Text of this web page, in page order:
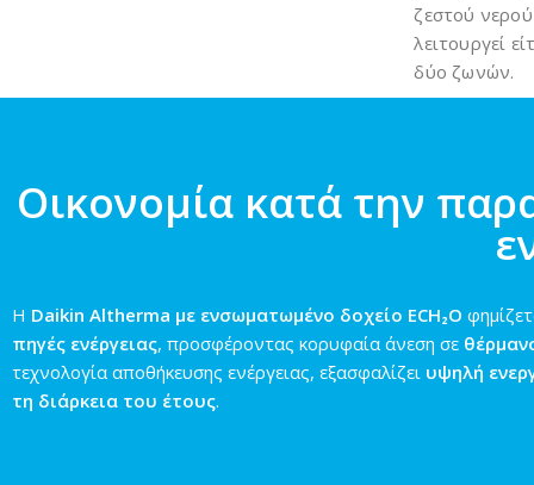
ζεστού
λειτουργεί
δύο ζωνών.
Οικονομία κατά την
Η Daikin Altherma με ενσωματωμένο δοχείο ECH₂O
πηγές ενέργειας, προσφέροντας κορυφαία άνεση σε
τεχνολογία αποθήκευσης ενέργειας, εξασφαλίζει υψηλή
τη διάρκεια του έτους.